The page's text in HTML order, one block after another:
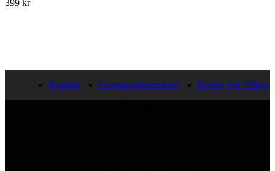
399 kr
Kontakt Leveransinformation
Regler och Villkor